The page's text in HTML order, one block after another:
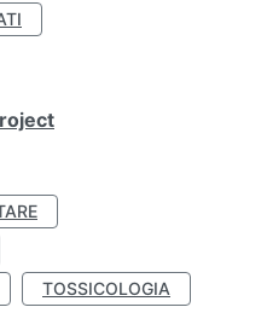
TOSSICOLOGIA